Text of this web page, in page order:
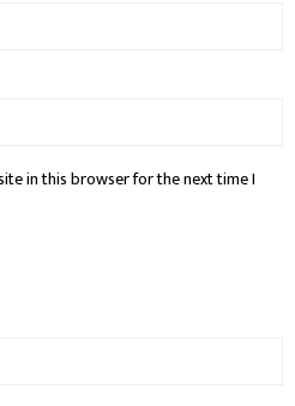
in this browser for the next time I